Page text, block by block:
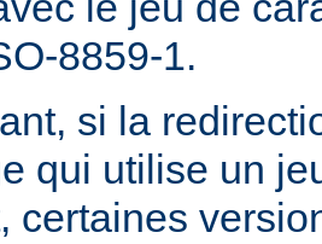
8859-1.
si la
qui utilise un
certaines